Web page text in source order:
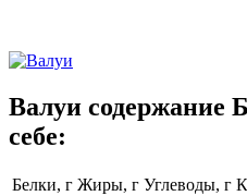
Валуи содержание
себе:
Белки, г Жиры, г Углеводы, г